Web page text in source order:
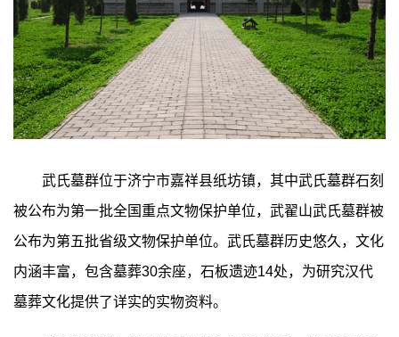
武氏墓群位于济宁市嘉祥县纸坊镇，其中武氏墓群石刻
被公布为第一批全国重点文物保护单位，武翟山武氏墓群被
公布为第五批省级文物保护单位。武氏墓群历史悠久，文化
内涵丰富，包含墓葬30余座，石板遗迹14处，为研究汉代
墓葬文化提供了详实的实物资料。